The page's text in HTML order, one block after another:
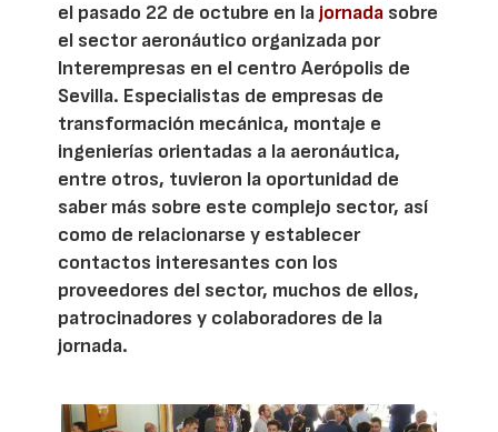
el pasado 22 de octubre en lajornada sobre
el sector aeronáutico organizada por
Interempresas en el centro Aerópolis de
Sevilla. Especialistas de empresas de
transformación mecánica, montaje e
ingenierías orientadas a la aeronáutica,
entre otros, tuvieron la oportunidad de
saber más sobre este complejo sector, así
como de relacionarse y establecer
contactos interesantes con los
proveedores del sector, muchos de ellos,
patrocinadores y colaboradores de la
jornada.